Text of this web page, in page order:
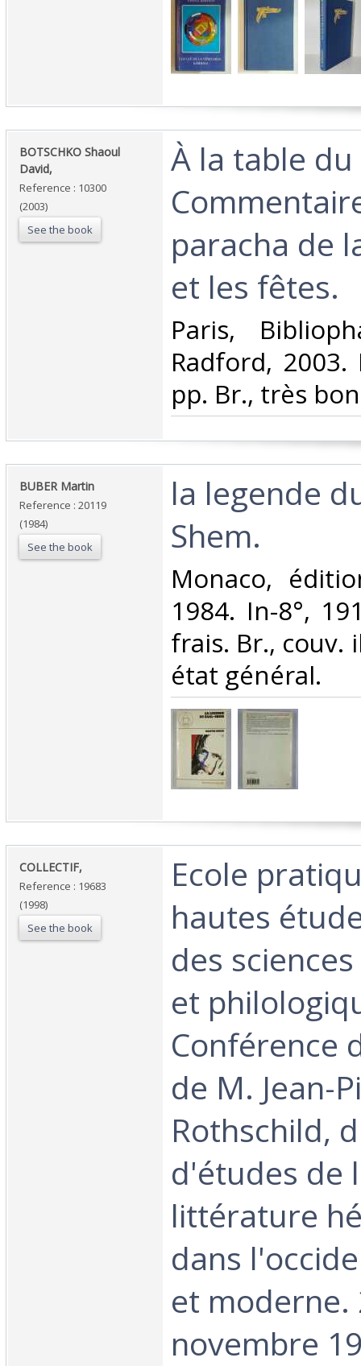
‎BOTSCHKO Shaoul
David,‎
Reference : 10300
(2003)
See the book
‎À la table
paracha de
et les fêtes.‎
‎Paris,
Radford,
pp. Br., très
‎BUBER Martin‎
Reference : 20119
(1984)
See the book
‎la legende
Shem.‎
‎Monaco,
1984. In-8°,
frais. Br., couv.
état général.‎
‎COLLECTIF,‎
Reference : 19683
(1998)
See the book
‎Ecole
hautes
des
et
Conférence
de M. Jean-
Rothschild,
d'études de
littérature
dans
et moderne.
novembre